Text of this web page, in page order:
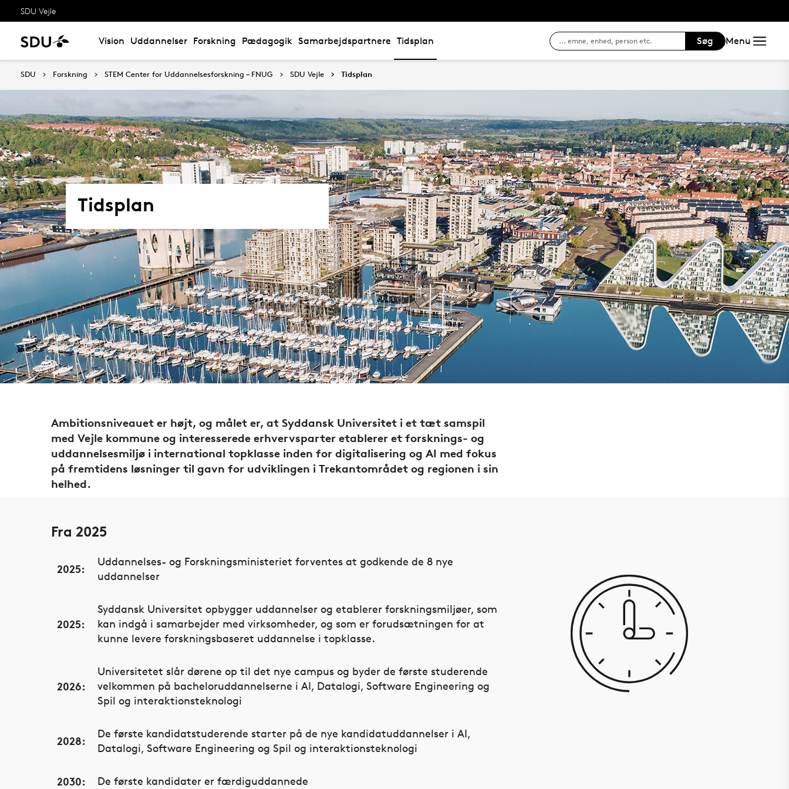
SDU Vejle
Vision Uddannelser Forskning Pædagogik Samarbejdspartnere Tidsplan Søg Menu
SDU Forskning STEM Center for Uddannelsesforskning – FNUG SDU Vejle Tidsplan
Tidsplan
Ambitionsniveauet er højt, og målet er, at Syddansk Universitet i et tæt samspil
med Vejle kommune og interesserede erhvervsparter etablerer et forsknings- og
uddannelsesmiljø i international topklasse inden for digitalisering og AI med fokus
på fremtidens løsninger til gavn for udviklingen i Trekantområdet og regionen i sin
helhed.
Fra 2025
2025:
Uddannelses- og Forskningsministeriet forventes at godkende de 8 nye
uddannelser
2025:
Syddansk Universitet opbygger uddannelser og etablerer forskningsmiljøer, som
kan indgå i samarbejder med virksomheder, og som er forudsætningen for at
kunne levere forskningsbaseret uddannelse i topklasse.
2026:
Universitetet slår dørene op til det nye campus og byder de første studerende
velkommen på bacheloruddannelserne i AI, Datalogi, Software Engineering og
Spil og interaktionsteknologi
2028:
De første kandidatstuderende starter på de nye kandidatuddannelser i AI,
Datalogi, Software Engineering og Spil og interaktionsteknologi
2030: De første kandidater er færdiguddannede